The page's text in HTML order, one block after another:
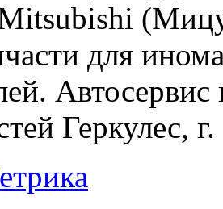
для
Геркулес,